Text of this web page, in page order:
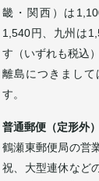
畿・関西）は
1,540円、九州は
す（いずれも税込）
離島につきまして
す。
普通郵便（定形外）
鶴瀬東郵便局の営
祝、大型連休など